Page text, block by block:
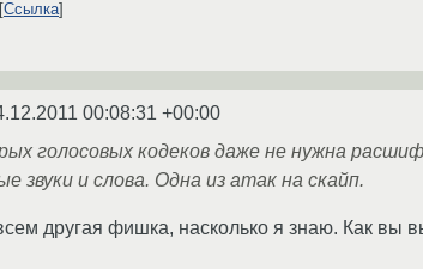
Ссылка
00:08:31 +00:00
голосовых кодеков даже не нужна
звуки и слова. Одна из атак на скайп.
другая фишка, насколько я знаю. Как вы